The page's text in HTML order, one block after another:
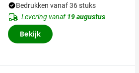
Bedrukken vanaf 36 stuks
Levering vanaf19 augustus
Bekijk